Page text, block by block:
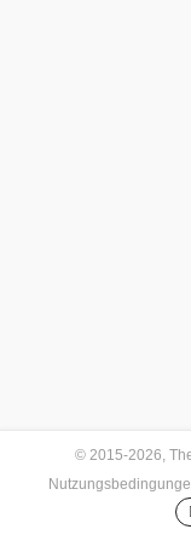
© 2015-2026,